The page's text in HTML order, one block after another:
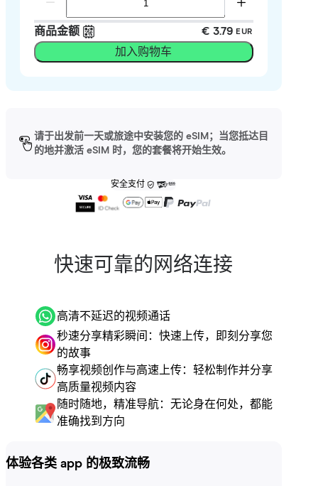
商品金额 € 3.79 EUR
加入购物车
请于出发前一天或旅途中安装您的 eSIM；当您抵达目
的地并激活 eSIM 时，您的套餐将开始生效。
安全支付
快速可靠的网络连接
高清不延迟的视频通话
秒速分享精彩瞬间：快速上传，即刻分享您
的故事
畅享视频创作与高速上传：轻松制作并分享
高质量视频内容
随时随地，精准导航：无论身在何处，都能
准确找到方向
体验各类 app 的极致流畅